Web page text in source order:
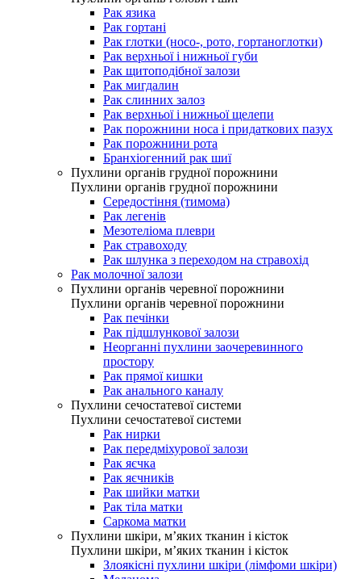
Рак язика
Рак гортані
Рак глотки (носо-, рото, гортаноглотки)
Рак верхньої і нижньої губи
Рак щитоподібної залози
Рак мигдалин
Рак слинних залоз
Рак верхньої і нижньої щелепи
Рак порожнини носа і придаткових пазух
Рак порожнини рота
Бранхіогенний рак шиї
Пухлини органів грудної порожнини
Пухлини органів грудної порожнини
Середостіння (тимома)
Рак легенів
Мезотеліома плеври
Рак стравоходу
Рак шлунка з переходом на стравохід
Рак молочної залози
Пухлини органів черевної порожнини
Пухлини органів черевної порожнини
Рак печінки
Рак підшлункової залози
Неорганні пухлини заочеревинного
простору
Рак прямої кишки
Рак анального каналу
Пухлини сечостатевої системи
Пухлини сечостатевої системи
Рак нирки
Рак передміхурової залози
Рак яєчка
Рак яєчників
Рак шийки матки
Рак тіла матки
Саркома матки
Пухлини шкіри, м’яких тканин і кісток
Пухлини шкіри, м’яких тканин і кісток
Злоякісні пухлини шкіри (лімфоми шкіри)